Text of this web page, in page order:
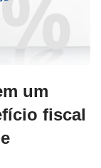
um
fiscal